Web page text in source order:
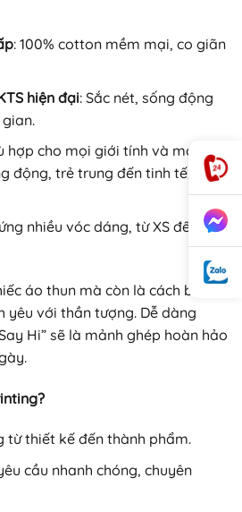
: 100% cotton mềm mại, co giãn
hiện đại: Sắc nét, sống động
hợp cho mọi giới tính và mọi
động, trẻ trung đến tinh tế, cá
nhiều vóc dáng, từ XS đến
áo thun mà còn là cách bạn
yêu với thần tượng. Dễ dàng
Hi” sẽ là mảnh ghép hoàn hảo
từ thiết kế đến thành phẩm.
cầu nhanh chóng, chuyên